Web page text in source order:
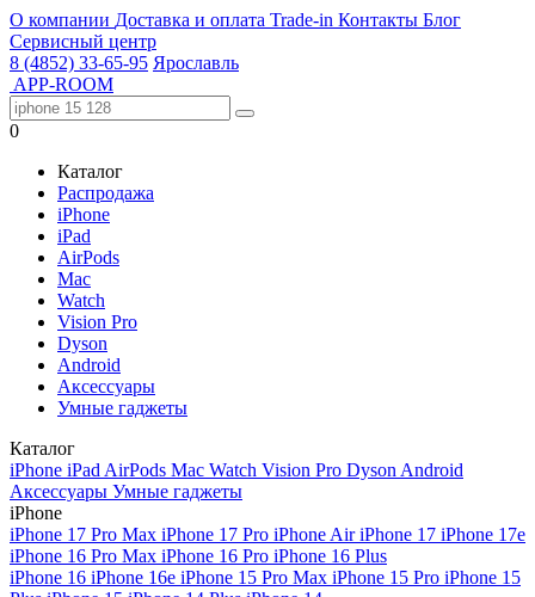
О компании Доставка и оплата Trade-in Контакты Блог
Сервисный центр
8 (4852) 33-65-95 Ярославль
APP-ROOM
0
Каталог
Распродажа
iPhone
iPad
AirPods
Mac
Watch
Vision Pro
Dyson
Android
Аксессуары
Умные гаджеты
Каталог
iPhone iPad AirPods Mac Watch Vision Pro Dyson Android
Аксессуары Умные гаджеты
iPhone
iPhone 17 Pro Max iPhone 17 Pro iPhone AiriPhone 17 iPhone 17e
iPhone 16 Pro Max iPhone 16 Pro iPhone 16 Plus
iPhone 16 iPhone 16e iPhone 15 Pro Max iPhone 15 Pro iPhone 15